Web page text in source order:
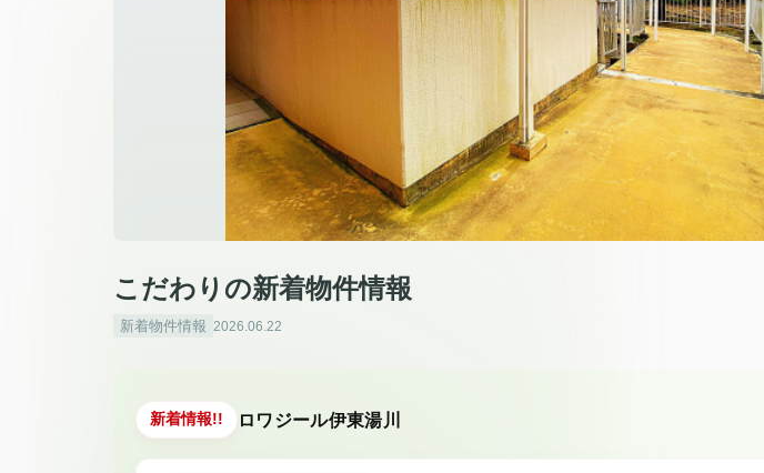
こだわりの新着物件情報
新着物件情報 2026.06.22
新着情報!! ロワジール伊東湯川